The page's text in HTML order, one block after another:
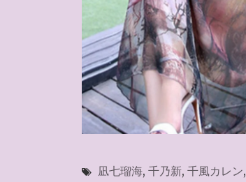
凪七瑠海, 千乃新, 千風カレン,